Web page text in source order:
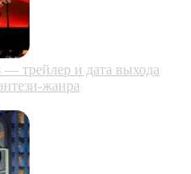
— трейлер и дата выхода
жанра